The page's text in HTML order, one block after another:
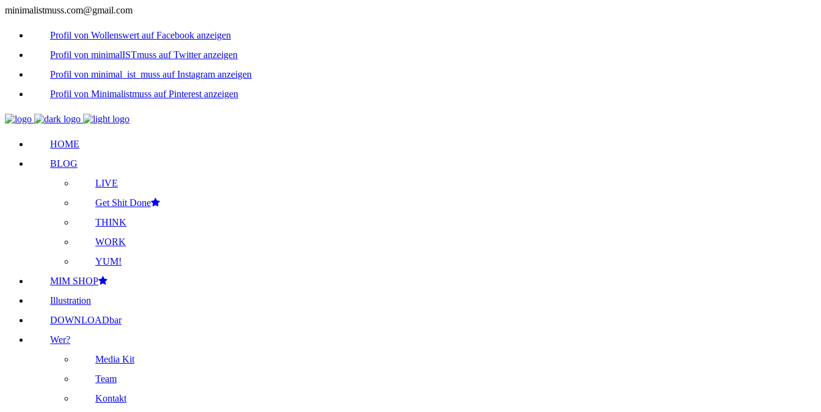
minimalistmuss.com@gmail.com
Profil von Wollenswert auf Facebook anzeigen
Profil von minimalISTmuss auf Twitter anzeigen
Profil von minimal_ist_muss auf Instagram anzeigen
Profil von Minimalistmuss auf Pinterest anzeigen
HOME
BLOG
LIVE
Get Shit Done
THINK
WORK
YUM!
MIM SHOP
Illustration
DOWNLOADbar
Wer?
Media Kit
Team
Kontakt